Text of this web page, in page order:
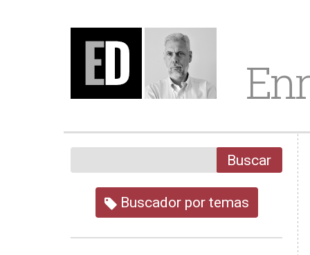
Buscar
Buscador por temas